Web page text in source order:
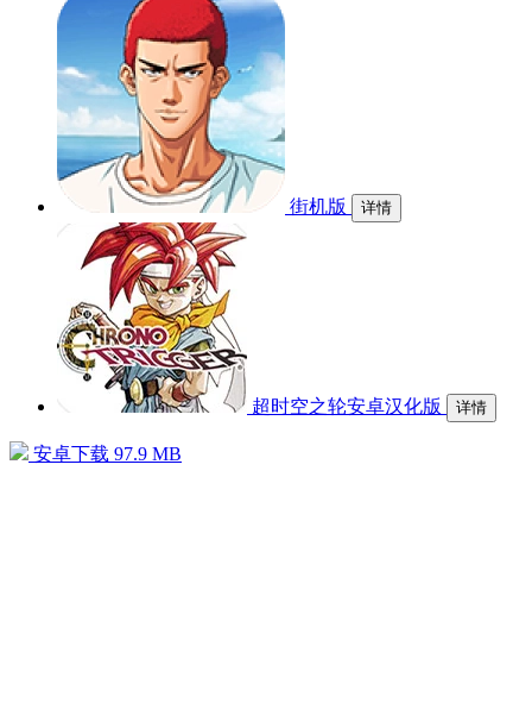
街机版 详情
超时空之轮安卓汉化版 详情
安卓下载 97.9 MB